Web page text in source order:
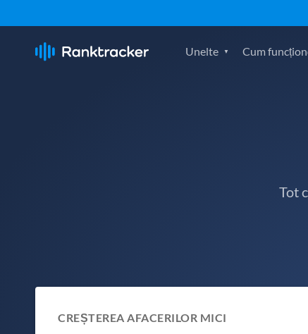
Unelte Cum
Tot
CREȘTEREA AFACERILOR MICI